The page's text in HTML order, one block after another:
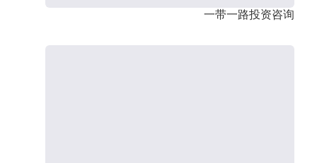
一带一路投资咨询